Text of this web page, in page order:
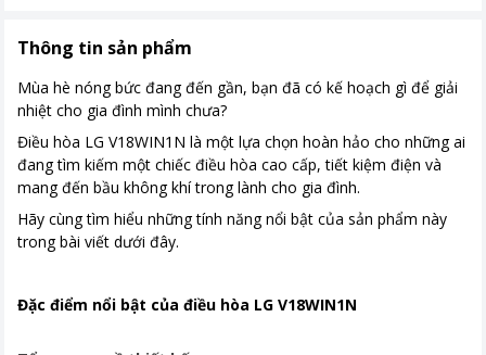
cục nóng
Loại Gas
R32
Nơi sản xuất
Thời gian bảo hành
24 tháng
Chất liệu dàn tản nhiệt
Ống dẫn gas bằng Đồng - Lá tản
nhiệt bằng Nhôm
khử mùi
Thông tin sản phẩm
Mùa hè nóng bức đang đến gần, bạn đã có kế hoạch gì để giải
nhiệt cho gia đình mình chưa?
Điều hòa LG V18WIN1N là một lựa chọn hoàn hảo cho những ai
đang tìm kiếm một chiếc điều hòa cao cấp, tiết kiệm điện và
mang đến bầu không khí trong lành cho gia đình.
Hãy cùng tìm hiểu những tính năng nổi bật của sản phẩm này
trong bài viết dưới đây.
Đặc điểm nổi bật của điều hòa LG V18WIN1N